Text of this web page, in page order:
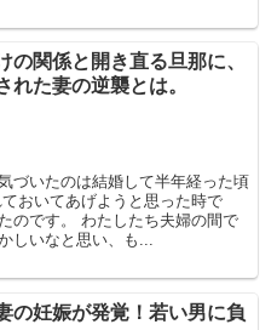
の関係と開き直る旦那に、
れた妻の逆襲とは。
づいたのは結婚して半年経った頃
おいてあげようと思った時で
のです。 わたしたち夫婦の間で
しいなと思い、も...
の妊娠が発覚！若い男に負